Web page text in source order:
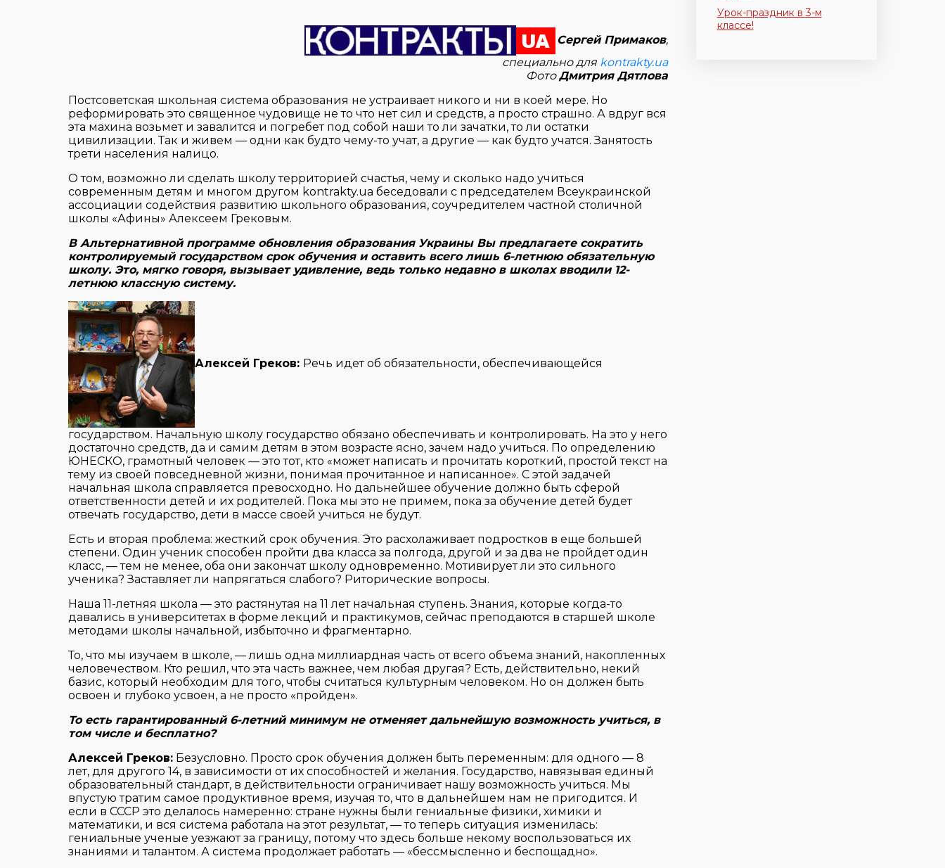
Сергей Примаков,
специально для kontrakty.ua
ФотоДмитрия Дятлова
Постсоветская школьная система образования не устраивает никого и ни в коей мере. Но
реформировать это священное чудовище не то что нет сил и средств, а просто страшно. А вдруг вся
эта махина возьмет и завалится и погребет под собой наши то ли зачатки, то ли остатки
цивилизации. Так и живем — одни как будто чему-то учат, а другие — как будто учатся. Занятость
трети населения налицо.
О том, возможно ли сделать школу территорией счастья, чему и сколько надо учиться
современным детям и многом другом kontrakty.ua беседовали с председателем Всеукраинской
ассоциации содействия развитию школьного образования, соучредителем частной столичной
школы «Афины» Алексеем Грековым.
В Альтернативной программе обновления образования Украины Вы предлагаете сократить
контролируемый государством срок обучения и оставить всего лишь 6-летнюю обязательную
школу. Это, мягко говоря, вызывает удивление, ведь только недавно в школах вводили 12-
летнюю классную систему.
Алексей Греков: Речь идет об обязательности, обеспечивающейся
государством. Начальную школу государство обязано обеспечивать и контролировать. На это у него
достаточно средств, да и самим детям в этом возрасте ясно, зачем надо учиться. По определению
ЮНЕСКО, грамотный человек — это тот, кто «может написать и прочитать короткий, простой текст на
тему из своей повседневной жизни, понимая прочитанное и написанное». С этой задачей
начальная школа справляется превосходно. Но дальнейшее обучение должно быть сферой
ответственности детей и их родителей. Пока мы это не примем, пока за обучение детей будет
отвечать государство, дети в массе своей учиться не будут.
Есть и вторая проблема: жесткий срок обучения. Это расхолаживает подростков в еще большей
степени. Один ученик способен пройти два класса за полгода, другой и за два не пройдет один
класс, — тем не менее, оба они закончат школу одновременно. Мотивирует ли это сильного
ученика? Заставляет ли напрягаться слабого? Риторические вопросы.
Наша 11-летняя школа — это растянутая на 11 лет начальная ступень. Знания, которые когда-то
давались в университетах в форме лекций и практикумов, сейчас преподаются в старшей школе
методами школы начальной, избыточно и фрагментарно.
То, что мы изучаем в школе, — лишь одна миллиардная часть от всего объема знаний, накопленных
человечеством. Кто решил, что эта часть важнее, чем любая другая? Есть, действительно, некий
базис, который необходим для того, чтобы считаться культурным человеком. Но он должен быть
освоен и глубоко усвоен, а не просто «пройден».
То есть гарантированный 6-летний минимум не отменяет дальнейшую возможность учиться, в
том числе и бесплатно?
Алексей Греков: Безусловно. Просто срок обучения должен быть переменным: для одного — 8
лет, для другого 14, в зависимости от их способностей и желания. Государство, навязывая единый
образовательный стандарт, в действительности ограничивает нашу возможность учиться. Мы
впустую тратим самое продуктивное время, изучая то, что в дальнейшем нам не пригодится. И
если в СССР это делалось намеренно: стране нужны были гениальные физики, химики и
математики, и вся система работала на этот результат, — то теперь ситуация изменилась:
гениальные ученые уезжают за границу, потому что здесь больше некому воспользоваться их
знаниями и талантом. А система продолжает работать — «бессмысленно и беспощадно».
Урок-праздник в 3-м
классе!